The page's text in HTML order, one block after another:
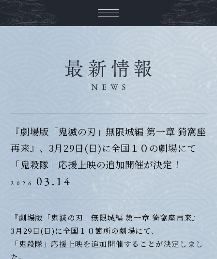
『劇場版「鬼滅の刃」無限城編 第一章 猗窩座
再来』、3月29日(日)に全国１０の劇場にて
「鬼殺隊」応援上映の追加開催が決定！
2026 03.14
『劇場版「鬼滅の刃」無限城編 第一章 猗窩座再来』
3月29日(日)に全国１０箇所の劇場にて、
「鬼殺隊」応援上映を追加開催することが決定しまし
た。